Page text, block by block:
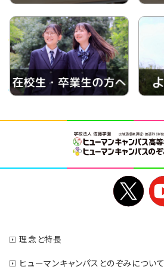
理念と特長
ヒューマンキャンパスとのぞみについて